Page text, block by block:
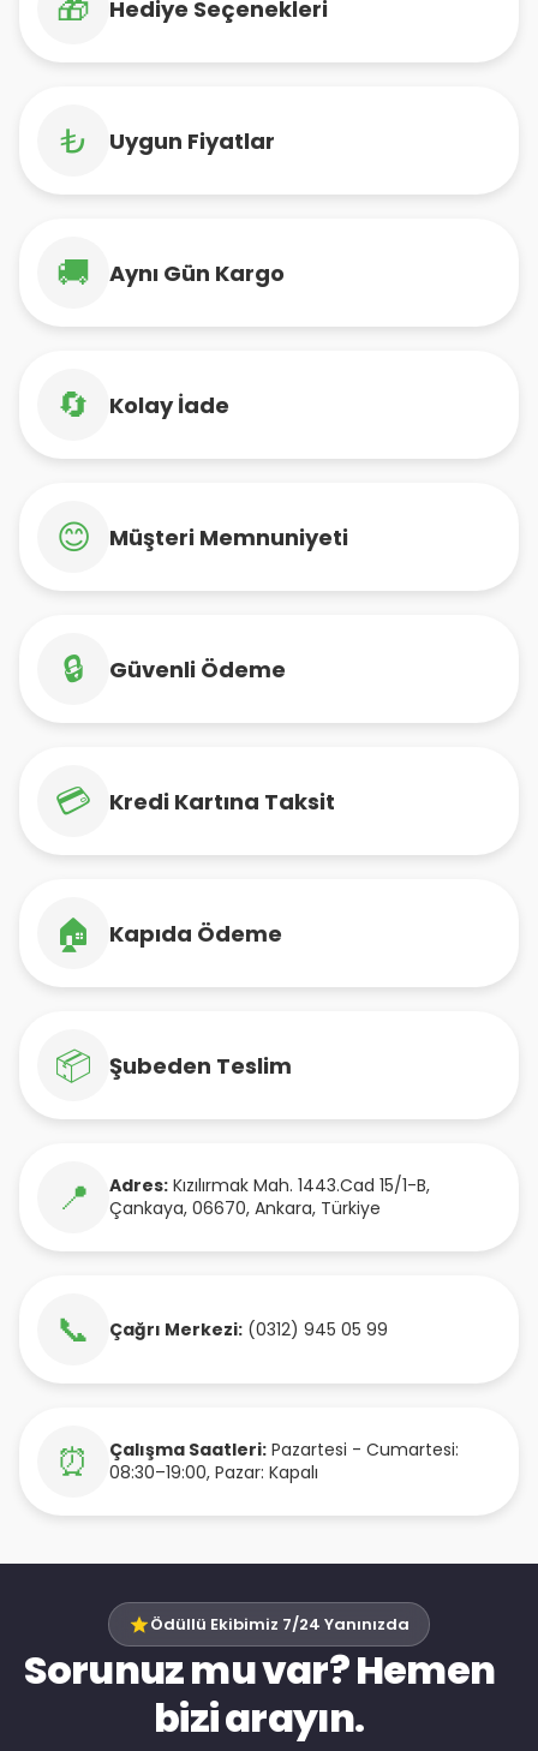
Hediye Seçenekleri
₺ Uygun Fiyatlar
🚚 Aynı Gün Kargo
🔄 Kolay İade
😊 Müşteri Memnuniyeti
🔒 Güvenli Ödeme
💳 Kredi Kartına Taksit
🏠 Kapıda Ödeme
📦 Şubeden Teslim
📍 Adres: Kızılırmak Mah. 1443.Cad 15/1-B,
Çankaya, 06670, Ankara, Türkiye
📞 Çağrı Merkezi: (0312) 945 05 99
⏰ Çalışma Saatleri: Pazartesi - Cumartesi:
08:30–19:00, Pazar: Kapalı
Ödüllü Ekibimiz 7/24 Yanınızda
Sorunuz mu var? Hemen
bizi arayın.